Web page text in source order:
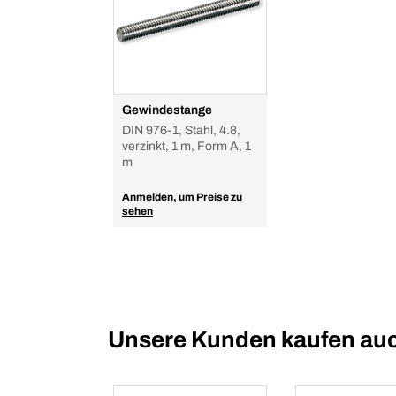
Gewindestange
DIN 976-1, Stahl, 4.8,
verzinkt, 1 m, Form A, 1
m
Anmelden, um Preise zu
sehen
Unsere Kunden kaufen